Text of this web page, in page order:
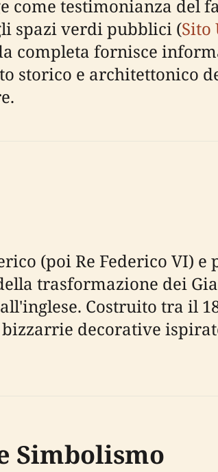
come testimonianza del
spazi verdi pubblici (
completa fornisce
storico e architettonico
(poi Re Federico VI) e
trasformazione dei
Costruito tra il
decorative
Simbolismo